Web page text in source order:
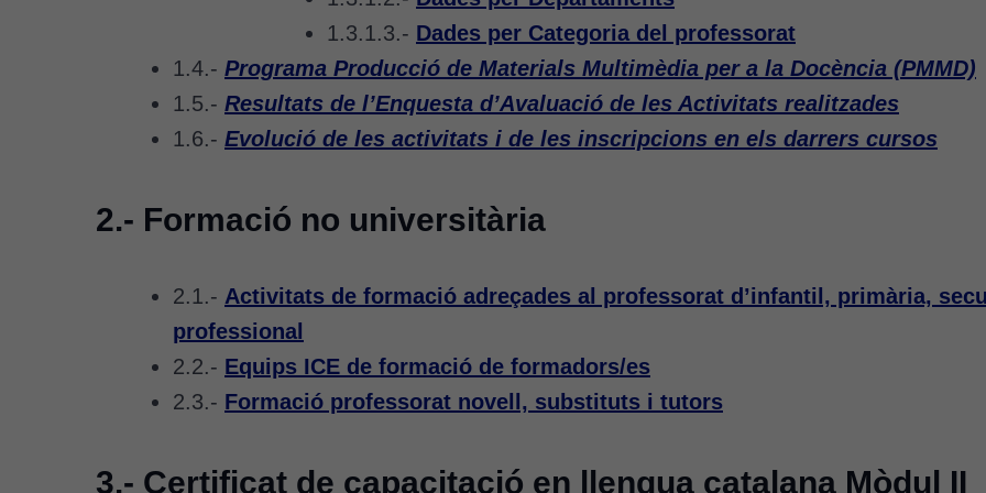
1.3.1.3.- Dades per Categoria del professorat
1.4.- Programa Producció de Materials Multimèdia per a la Docència (PMMD)
1.5.- Resultats de l’Enquesta d’Avaluació de les Activitats realitzades
1.6.- Evolució de les activitats i de les inscripcions en els darrers cursos
2.- Formació no universitària
2.1.- Activitats de formació adreçades al professorat d’infantil, primària,
professional
2.2.- Equips ICE de formació de formadors/es
2.3.- Formació professorat novell, substituts i tutors
3.- Certificat de capacitació en llengua catalana Mòdul II